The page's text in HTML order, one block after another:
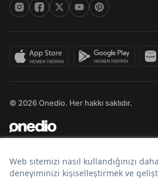
© 2026 Onedio. Her hakkı saklıdır.
Bir markasıdır.